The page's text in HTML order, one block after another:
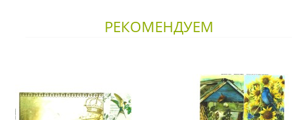
РЕКОМЕНДУЕМ